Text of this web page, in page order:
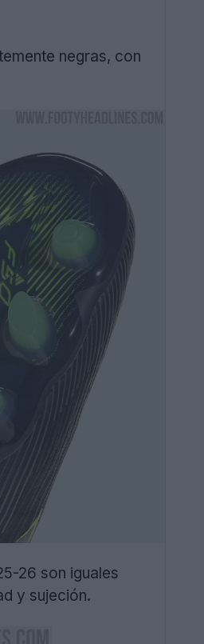
negras, con
26 son iguales
y sujeción.